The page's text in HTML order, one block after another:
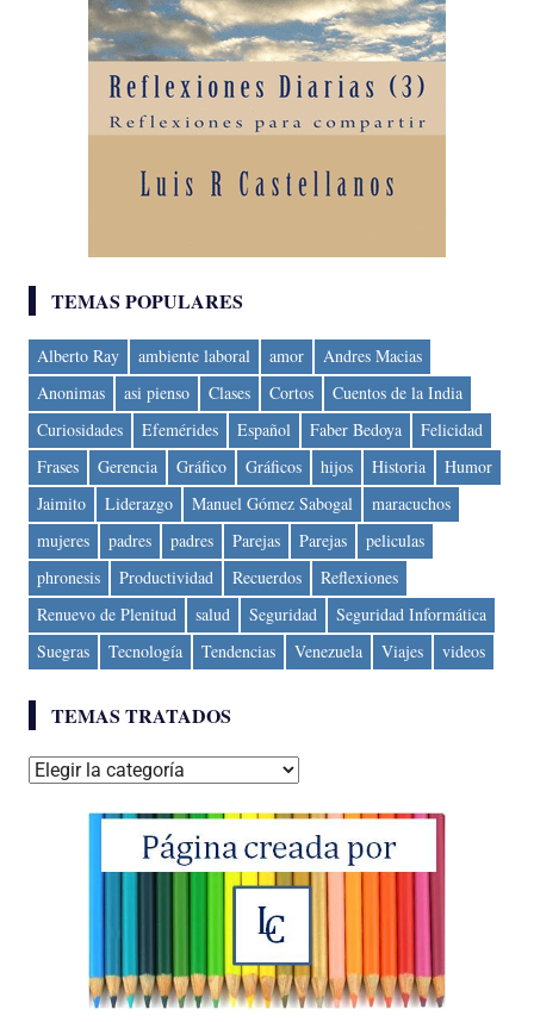
TEMAS POPULARES
Alberto Ray ambiente laboral amor
Andres Macias
Anonimas
asi pienso Clases Cortos
Cuentos de la India
Curiosidades
Efemérides Español Faber Bedoya
Felicidad
Frases
Gerencia Gráfico Gráficos hijos Historia
Humor
Jaimito
Liderazgo Manuel Gómez Sabogal
maracuchos
mujeres
padres padres Parejas Parejas
peliculas
phronesis
Productividad Recuerdos
Reflexiones
Renuevo de Plenitud
salud Seguridad
Seguridad Informática
Suegras
Tecnología Tendencias Venezuela Viajes videos
TEMAS TRATADOS
Temas